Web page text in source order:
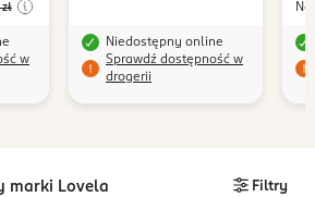
zł
w
Niedostępny online
Sprawdź dostępność w
drogerii
marki Lovela Filtry